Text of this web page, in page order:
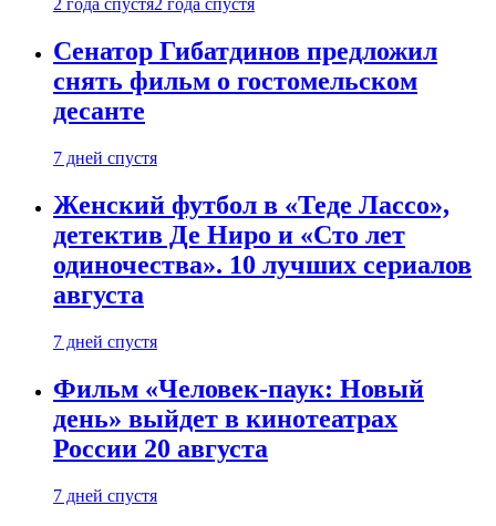
2 года спустя2 года спустя
Сенатор Гибатдинов предложил
снять фильм о гостомельском
десанте
7 дней спустя
Женский футбол в «Теде Лассо»,
детектив Де Ниро и «Сто лет
одиночества». 10 лучших сериалов
августа
7 дней спустя
Фильм «Человек-паук: Новый
день» выйдет в кинотеатрах
России 20 августа
7 дней спустя